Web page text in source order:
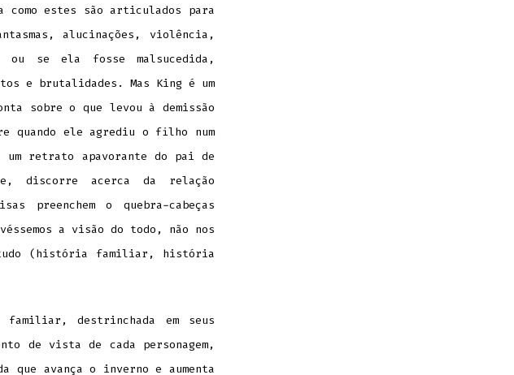
como estes são articulados para
alucinações, violência,
se ela fosse malsucedida,
e brutalidades. Mas King é um
sobre o que levou à demissão
quando ele agrediu o filho num
retrato apavorante do pai de
discorre acerca da relação
preenchem o quebra-cabeças
a visão do todo, não nos
tudo (história familiar, história
destrinchada em seus
de vista de cada personagem,
que avança o inverno e aumenta